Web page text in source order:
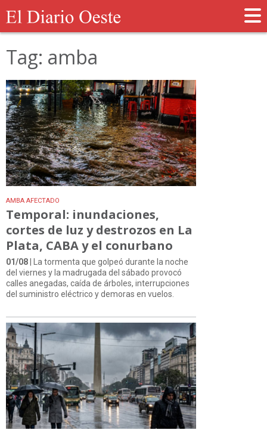
Tag: amba
AMBA AFECTADO
Temporal: inundaciones,
cortes de luz y destrozos en La
Plata, CABA y el conurbano
01/08 | La tormenta que golpeó durante la noche
del viernes y la madrugada del sábado provocó
calles anegadas, caída de árboles, interrupciones
del suministro eléctrico y demoras en vuelos.